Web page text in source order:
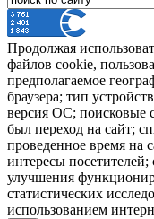
Продолжая
файлов cookie,
предполагаемое
браузера; тип
версия ОС; поисковые
был переход на сайт;
проведенное время на
интересы
улучшения
статистических
использованием